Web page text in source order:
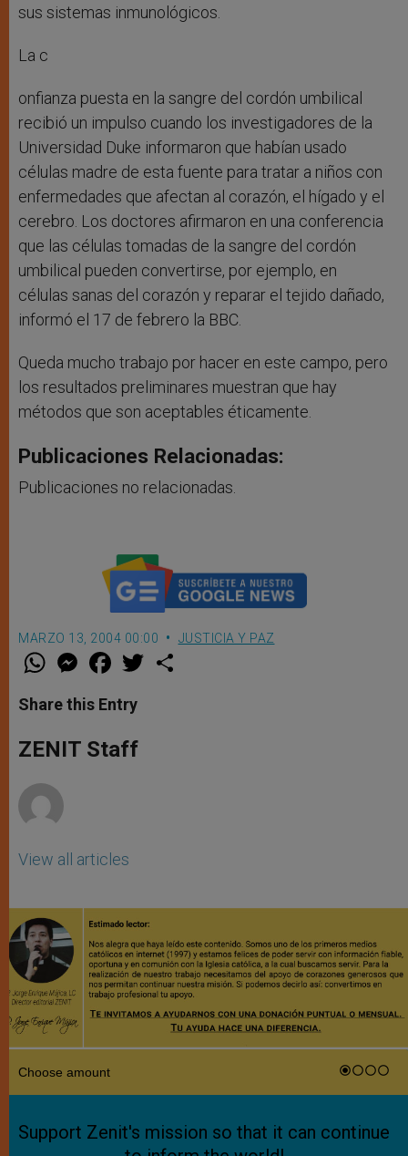
sus sistemas inmunológicos.
La c
onfianza puesta en la sangre del cordón umbilical
recibió un impulso cuando los investigadores de la
Universidad Duke informaron que habían usado
células madre de esta fuente para tratar a niños con
enfermedades que afectan al corazón, el hígado y el
cerebro. Los doctores afirmaron en una conferencia
que las células tomadas de la sangre del cordón
umbilical pueden convertirse, por ejemplo, en
células sanas del corazón y reparar el tejido dañado,
informó el 17 de febrero la BBC.
Queda mucho trabajo por hacer en este campo, pero
los resultados preliminares muestran que hay
métodos que son aceptables éticamente.
Publicaciones Relacionadas:
Publicaciones no relacionadas.
MARZO 13, 2004 00:00 JUSTICIA Y PAZ
W
t
s
p
p
M
e
s
e
g
e
F
a
e
b
o
k
w
Share this Entry
ZENIT Staff
View all articles